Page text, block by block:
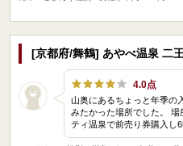
[京都府/舞鶴] あやべ温泉 二
4.0点
山奥にあるちょっと年季の
みたかった場所でした。
ティ温泉で前売り券購入し